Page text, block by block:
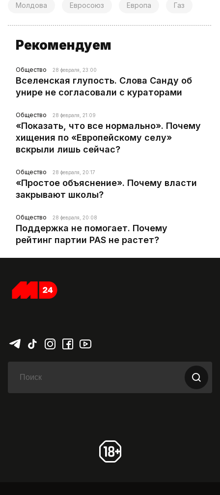
Молдова Евросоюз Европа Газ
Рекомендуем
Общество 28 февраля, 23:00
Вселенская глупость. Слова Санду об
унире не согласовали с кураторами
Общество 28 февраля, 21:09
«Показать, что все нормально». Почему
хищения по «Европейскому селу»
вскрыли лишь сейчас?
Общество 28 февраля, 20:17
«Простое объяснение». Почему власти
закрывают школы?
Общество 28 февраля, 20:08
Поддержка не помогает. Почему
рейтинг партии PAS не растет?